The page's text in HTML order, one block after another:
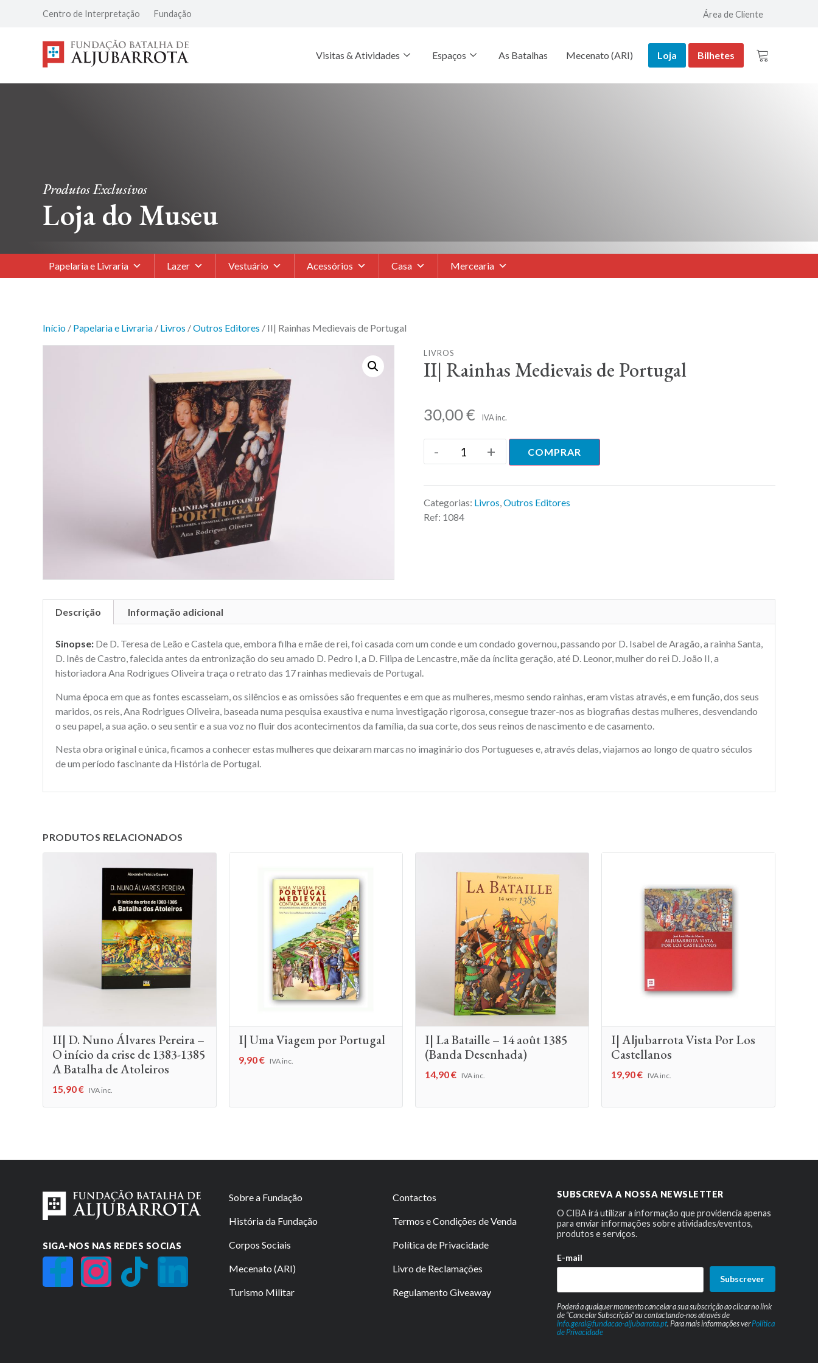
Centro de Interpretação Fundação Área de Cliente
Visitas & Atividades Espaços As Batalhas Mecenato (ARI) Loja Bilhetes
Produtos Exclusivos
Loja do Museu
Papelaria e Livraria Lazer Vestuário Acessórios Casa Mercearia
Início / Papelaria e Livraria / Livros /Outros Editores / II| Rainhas Medievais de Portugal
LIVROS
II| Rainhas Medievais de Portugal
30,00€ IVA inc.
- + COMPRAR
Categorias: Livros,Outros Editores
Ref: 1084
Descrição Informação adicional
Sinopse: De D. Teresa de Leão e Castela que, embora filha e mãe de rei, foi casada com um conde e um condado governou, passando por D. Isabel de Aragão, a rainha Santa,
D. Inês de Castro, falecida antes da entronização do seu amado D. Pedro I, a D. Filipa de Lencastre, mãe da ínclita geração, até D. Leonor, mulher do rei D. João II, a
historiadora Ana Rodrigues Oliveira traça o retrato das 17 rainhas medievais de Portugal.
Numa época em que as fontes escasseiam, os silêncios e as omissões são frequentes e em que as mulheres, mesmo sendo rainhas, eram vistas através, e em função, dos seus
maridos, os reis, Ana Rodrigues Oliveira, baseada numa pesquisa exaustiva e numa investigação rigorosa, consegue trazer-nos as biografias destas mulheres, desvendando
o seu papel, a sua ação. o seu sentir e a sua voz no fluir dos acontecimentos da família, da sua corte, dos seus reinos de nascimento e de casamento.
Nesta obra original e única, ficamos a conhecer estas mulheres que deixaram marcas no imaginário dos Portugueses e, através delas, viajamos ao longo de quatro séculos
de um período fascinante da História de Portugal.
PRODUTOS RELACIONADOS
II| D. Nuno Álvares Pereira –
O início da crise de 1383-1385
A Batalha de Atoleiros
15,90€ IVA inc.
I| Uma Viagem por Portugal
9,90€ IVA inc.
I| La Bataille – 14 août 1385
(Banda Desenhada)
14,90€ IVA inc.
I| Aljubarrota Vista Por Los
Castellanos
19,90€ IVA inc.
SIGA-NOS NAS REDES SOCIAS
Sobre a Fundação
História da Fundação
Corpos Sociais
Mecenato (ARI)
Turismo Militar
Contactos
Termos e Condições de Venda
Política de Privacidade
Livro de Reclamações
Regulamento Giveaway
SUBSCREVA A NOSSA NEWSLETTER
O CIBA irá utilizar a informação que providencia apenas
para enviar informações sobre atividades/eventos,
produtos e serviços.
E-mail
Subscrever
Poderá a qualquer momento cancelar a sua subscrição ao clicar no link
de “Cancelar Subscrição” ou contactando-nos através de
info.geral@fundacao-aljubarrota.pt. Para mais informações verPolítica
de Privacidade